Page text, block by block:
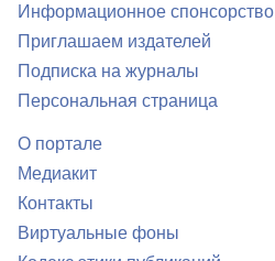
Информационное спонсорство
Приглашаем издателей
Подписка на журналы
Персональная страница
О портале
Медиакит
Контакты
Виртуальные фоны